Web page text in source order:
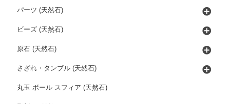
パーツ (天然石)
ビーズ (天然石)
原石 (天然石)
さざれ・タンブル (天然石)
丸玉 ボール スフィア (天然石)